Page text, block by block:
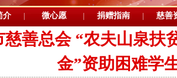
介 微心愿 捐赠指南 慈善
慈善总会 “农夫山泉扶
金”资助困难学